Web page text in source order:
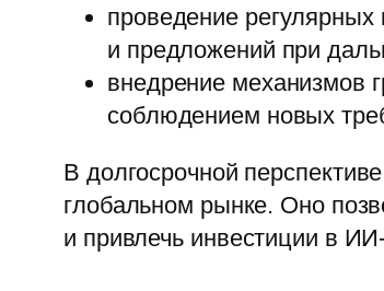
проведение регулярных
и предложений при
внедрение механизмов
соблюдением новых
В долгосрочной
глобальном рынке. Оно
и привлечь инвестиции в